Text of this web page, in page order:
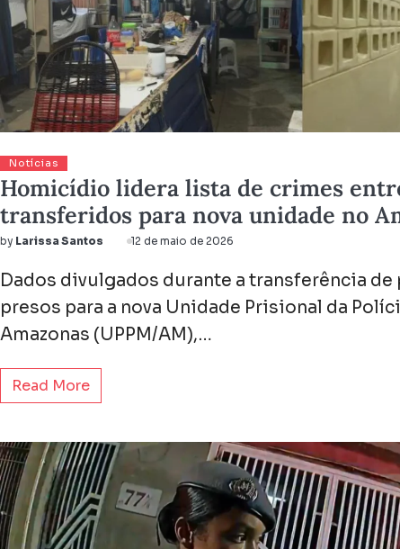
Notícias
Homicídio lidera lista de crimes
transferidos para nova unidade no
by Larissa Santos 12 de maio de 2026
Dados divulgados durante a transferência
presos para a nova Unidade Prisional da
Amazonas (UPPM/AM),…
Read More